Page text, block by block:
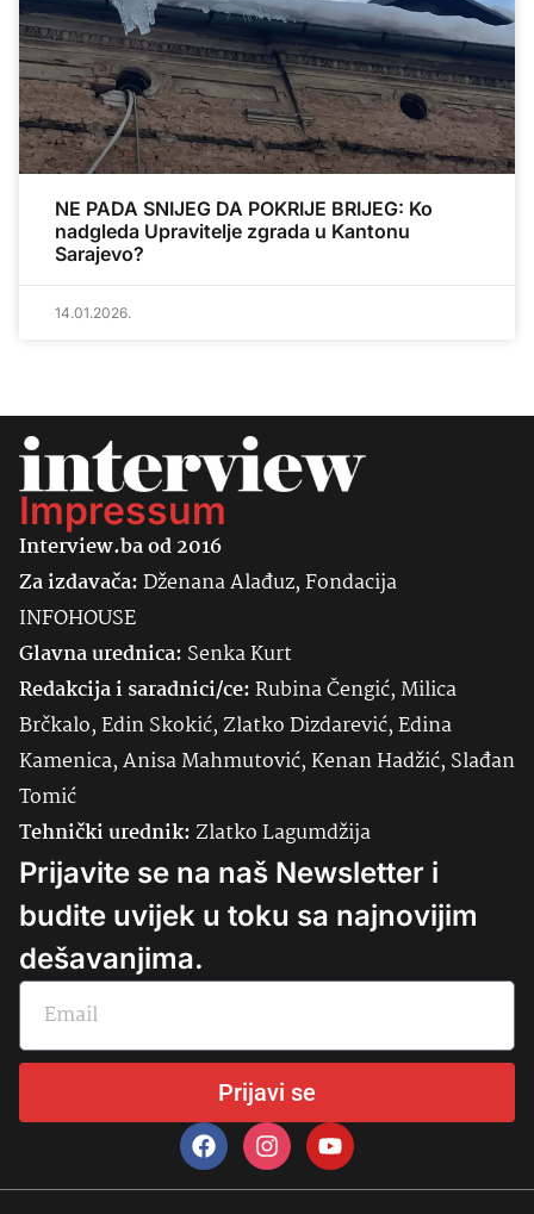
NE PADA SNIJEG DA POKRIJE BRIJEG: Ko
nadgleda Upravitelje zgrada u Kantonu
Sarajevo?
14.01.2026.
Impressum
Interview.ba od 2016
Za izdavača:Dženana Alađuz, Fondacija
INFOHOUSE
Glavna urednica: SenkaKurt
Redakcija i saradnici/ce:Rubina Čengić, Milica
Brčkalo, Edin Skokić, Zlatko Dizdarević, Edina
Kamenica, Anisa Mahmutović, Kenan Hadžić, Slađan
Tomić
Tehnički urednik:Zlatko Lagumdžija
Prijavite se na naš Newsletter i
budite uvijek u toku sa najnovijim
dešavanjima.
Prijavi se